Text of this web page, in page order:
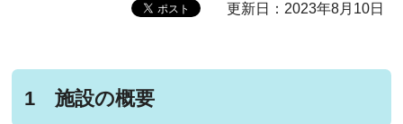
更新日：2023年8月10日
1 施設の概要